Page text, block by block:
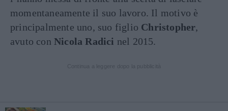
momentaneamente il suo lavoro. Il motivo è
principalmente uno, suo figlio Christopher,
avuto con Nicola Radici nel 2015.